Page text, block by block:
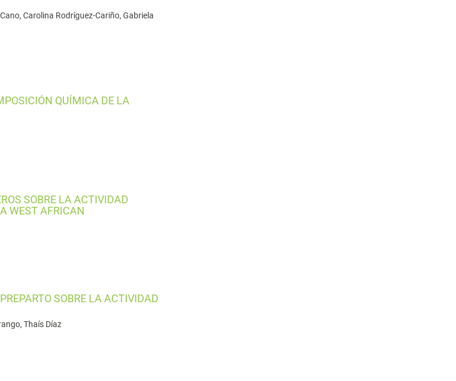
Carolina Rodríguez-Cariño, Gabriela
QUÍMICA DE LA
SOBRE LA ACTIVIDAD
WEST AFRICAN
SOBRE LA ACTIVIDAD
Thaís Díaz